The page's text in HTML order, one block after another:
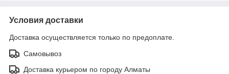
Условия доставки
Доставка осуществляется только по предоплате.
Самовывоз
Доставка курьером по городу Алматы